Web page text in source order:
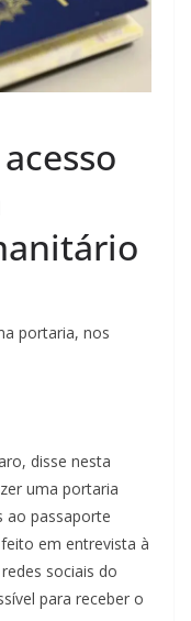
portaria, nos
disse nesta
uma portaria
ao passaporte
em entrevista à
sociais do
para receber o